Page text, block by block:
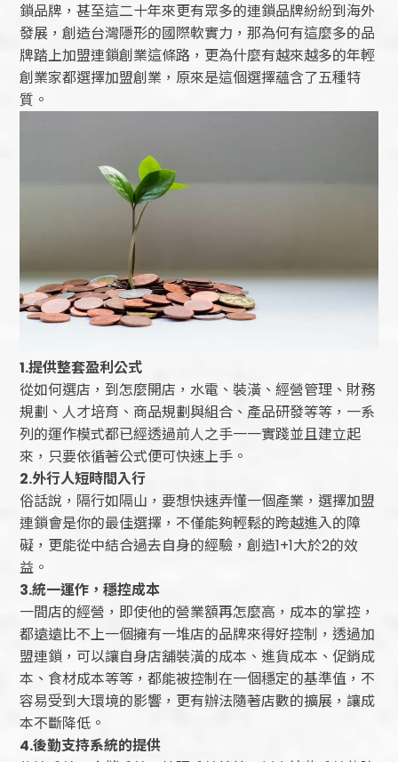
鎖品牌，甚至這二十年來更有眾多的連鎖品牌紛紛到海外
發展，創造台灣隱形的國際軟實力，那為何有這麼多的品
牌踏上加盟連鎖創業這條路，更為什麼有越來越多的年輕
創業家都選擇加盟創業，原來是這個選擇蘊含了五種特
質。
1.提供整套盈利公式
從如何選店，到怎麼開店，水電、裝潢、經營管理、財務
規劃、人才培育、商品規劃與組合、產品研發等等，一系
列的運作模式都已經透過前人之手一一實踐並且建立起
來，只要依循著公式便可快速上手。
2.外行人短時間入行
俗話說，隔行如隔山，要想快速弄懂一個產業，選擇加盟
連鎖會是你的最佳選擇，不僅能夠輕鬆的跨越進入的障
礙，更能從中結合過去自身的經驗，創造1+1大於2的效
益。
3.統一運作，穩控成本
一間店的經營，即使他的營業額再怎麼高，成本的掌控，
都遠遠比不上一個擁有一堆店的品牌來得好控制，透過加
盟連鎖，可以讓自身店舖裝潢的成本、進貨成本、促銷成
本、食材成本等等，都能被控制在一個穩定的基準值，不
容易受到大環境的影響，更有辦法隨著店數的擴展，讓成
本不斷降低。
4.後勤支持系統的提供